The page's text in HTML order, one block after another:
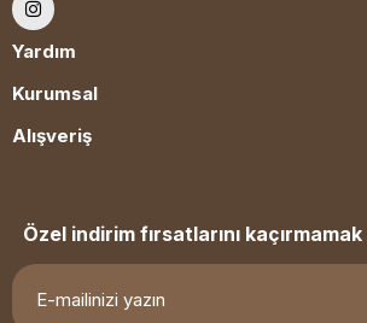
Yardım
Kurumsal
Alışveriş
Özel indirim fırsatlarını